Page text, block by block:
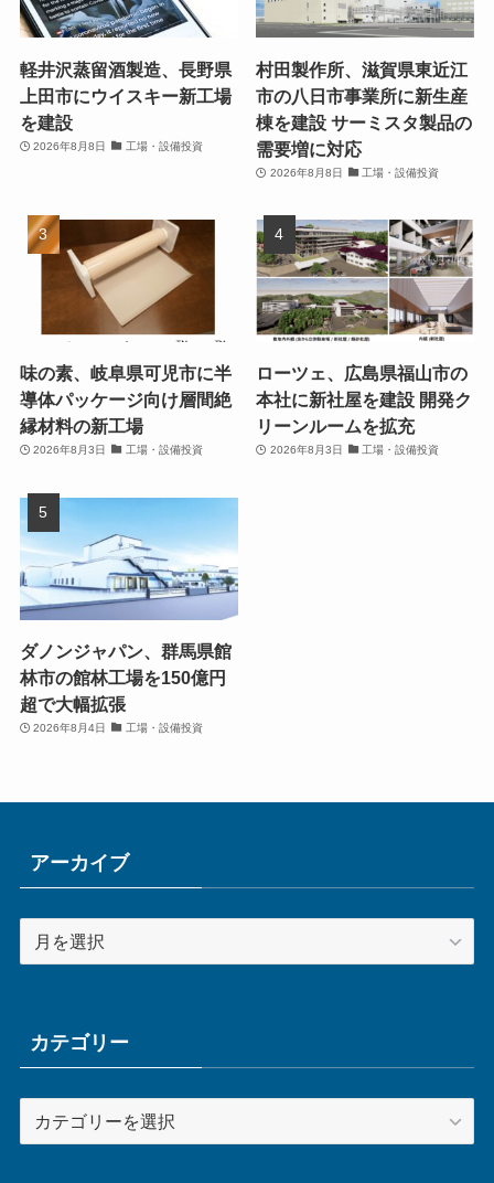
軽井沢蒸留酒製造、長野県
上田市にウイスキー新工場
を建設
2026年8月8日 工場・設備投資
村田製作所、滋賀県東近江
市の八日市事業所に新生産
棟を建設 サーミスタ製品の
需要増に対応
2026年8月8日 工場・設備投資
味の素、岐阜県可児市に半
導体パッケージ向け層間絶
縁材料の新工場
2026年8月3日 工場・設備投資
ローツェ、広島県福山市の
本社に新社屋を建設 開発ク
リーンルームを拡充
2026年8月3日 工場・設備投資
ダノンジャパン、群馬県館
林市の館林工場を150億円
超で大幅拡張
2026年8月4日 工場・設備投資
アーカイブ
ブカテゴリー
テ